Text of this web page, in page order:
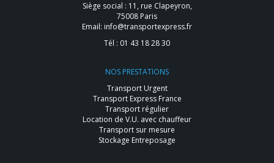
Siège social : 11, rue Clapeyron,
75008 Paris
Email: info@transportexpress.fr
Tél : 01 43 18 28 30
NOS PRESTATIONS
Transport Urgent
Transport Express France
Transport régulier
Location de V.U. avec chauffeur
Transport sur mesure
Stockage Entreposage